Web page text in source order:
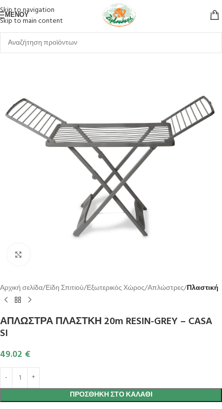
Skip to navigation
Skip to main content
ΜΕΝΟΎ
Αρχική σελίδα Είδη Σπιτιού Εξωτερικός Χώρος Απλώστρες Πλαστική
ΑΠΛΩΣΤΡΑ ΠΛΑΣΤΚΗ 20m RESIN-GREY – CASA
SI
49.02 €
ΠΡΟΣΘΉΚΗ ΣΤΟ ΚΑΛΆΘΙ